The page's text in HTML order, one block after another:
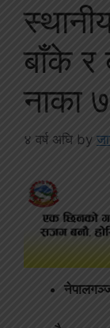
बाँके र
नाका
४ वर्ष अघि by